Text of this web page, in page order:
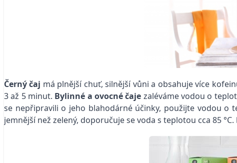
Černý čaj má plnější chuť, silnější vůni a obsahuje více
3 až 5 minut. Bylinné a ovocné čaje zaléváme vodou o
se nepřipravili o jeho blahodárné účinky, použijte vodou o
jemnější než zelený, doporučuje se voda s teplotou cca 85